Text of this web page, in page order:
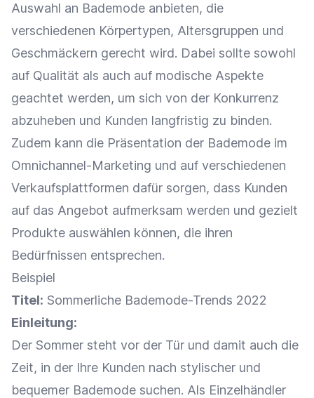
Auswahl an Bademode anbieten, die
verschiedenen Körpertypen, Altersgruppen und
Geschmäckern gerecht wird. Dabei sollte sowohl
auf Qualität als auch auf modische Aspekte
geachtet werden, um sich von der Konkurrenz
abzuheben und Kunden langfristig zu binden.
Zudem kann die Präsentation der Bademode im
Omnichannel-Marketing und auf verschiedenen
Verkaufsplattformen dafür sorgen, dass Kunden
auf das Angebot aufmerksam werden und gezielt
Produkte auswählen können, die ihren
Bedürfnissen entsprechen.
Beispiel
Titel: Sommerliche Bademode-Trends 2022
Einleitung:
Der Sommer steht vor der Tür und damit auch die
Zeit, in der Ihre Kunden nach stylischer und
bequemer Bademode suchen. Als Einzelhändler